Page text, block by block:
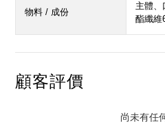
物料 / 成份
主體、
酯纖維
顧客評價
尚未有任